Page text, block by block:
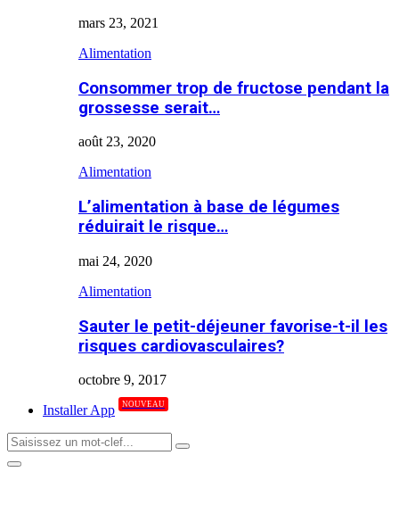
mars 23, 2021
Alimentation
Consommer trop de fructose pendant la
grossesse serait…
août 23, 2020
Alimentation
L’alimentation à base de légumes
réduirait le risque…
mai 24, 2020
Alimentation
Sauter le petit-déjeuner favorise-t-il les
risques cardiovasculaires?
octobre 9, 2017
Installer App
NOUVEAU
Search
for:
Search
Primary